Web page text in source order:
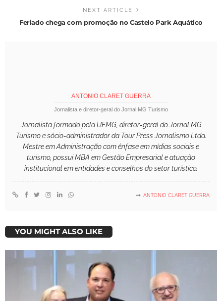
NEXT ARTICLE
Feriado chega com promoção no Castelo Park Aquático
ANTONIO CLARET GUERRA
Jornalista e diretor-geral do Jornal MG Turismo
Jornalista formado pela UFMG, diretor-geral do Jornal MG
Turismo e sócio-administrador da Tour Press Jornalismo Ltda.
Mestre em Administração com ênfase em mídias sociais e
turismo, possui MBA em Gestão Empresarial e atuação
institucional em entidades e conselhos do setor turístico.
ANTONIO CLARET GUERRA
YOU MIGHT ALSO LIKE